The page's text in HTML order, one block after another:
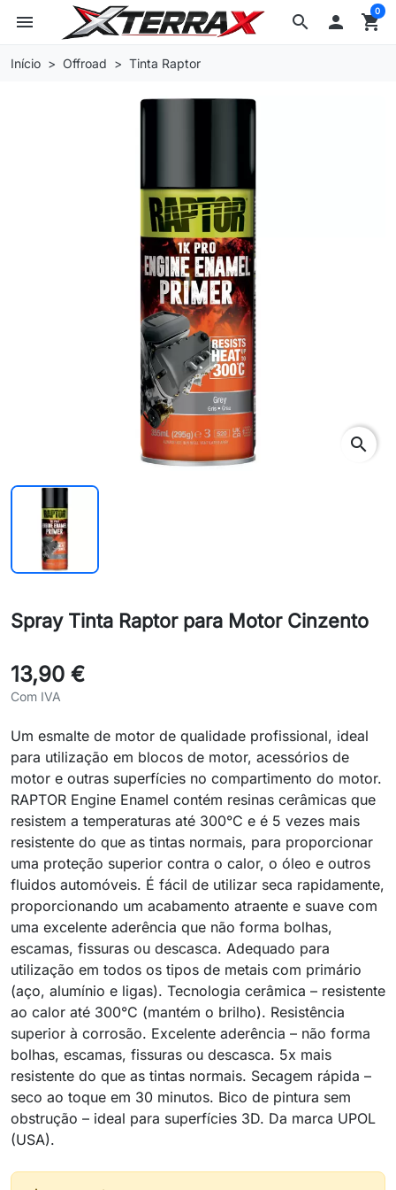
search
menu  shopping_cart
0
Início Offroad Tinta Raptor
search
Spray Tinta Raptor para Motor Cinzento
13,90 €
Com IVA
Um esmalte de motor de qualidade profissional, ideal
para utilização em blocos de motor, acessórios de
motor e outras superfícies no compartimento do motor.
RAPTOR Engine Enamel contém resinas cerâmicas que
resistem a temperaturas até 300°C e é 5 vezes mais
resistente do que as tintas normais, para proporcionar
uma proteção superior contra o calor, o óleo e outros
fluidos automóveis. É fácil de utilizar seca rapidamente,
proporcionando um acabamento atraente e suave com
uma excelente aderência que não forma bolhas,
escamas, fissuras ou descasca. Adequado para
utilização em todos os tipos de metais com primário
(aço, alumínio e ligas). Tecnologia cerâmica – resistente
ao calor até 300°C (mantém o brilho). Resistência
superior à corrosão. Excelente aderência – não forma
bolhas, escamas, fissuras ou descasca. 5x mais
resistente do que as tintas normais. Secagem rápida –
seco ao toque em 30 minutos. Bico de pintura sem
obstrução – ideal para superfícies 3D. Da marca UPOL
(USA).